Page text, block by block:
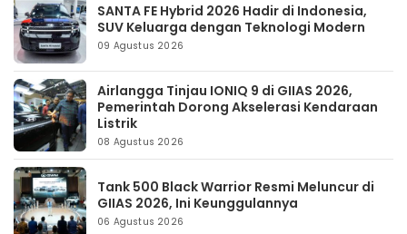
SANTA FE Hybrid 2026 Hadir di Indonesia,
SUV Keluarga dengan Teknologi Modern
09 Agustus 2026
Airlangga Tinjau IONIQ 9 di GIIAS 2026,
Pemerintah Dorong Akselerasi Kendaraan
Listrik
08 Agustus 2026
Tank 500 Black Warrior Resmi Meluncur di
GIIAS 2026, Ini Keunggulannya
06 Agustus 2026